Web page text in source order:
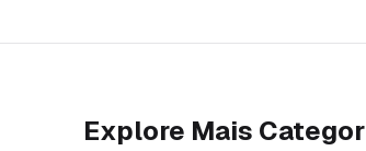
Explore Mais